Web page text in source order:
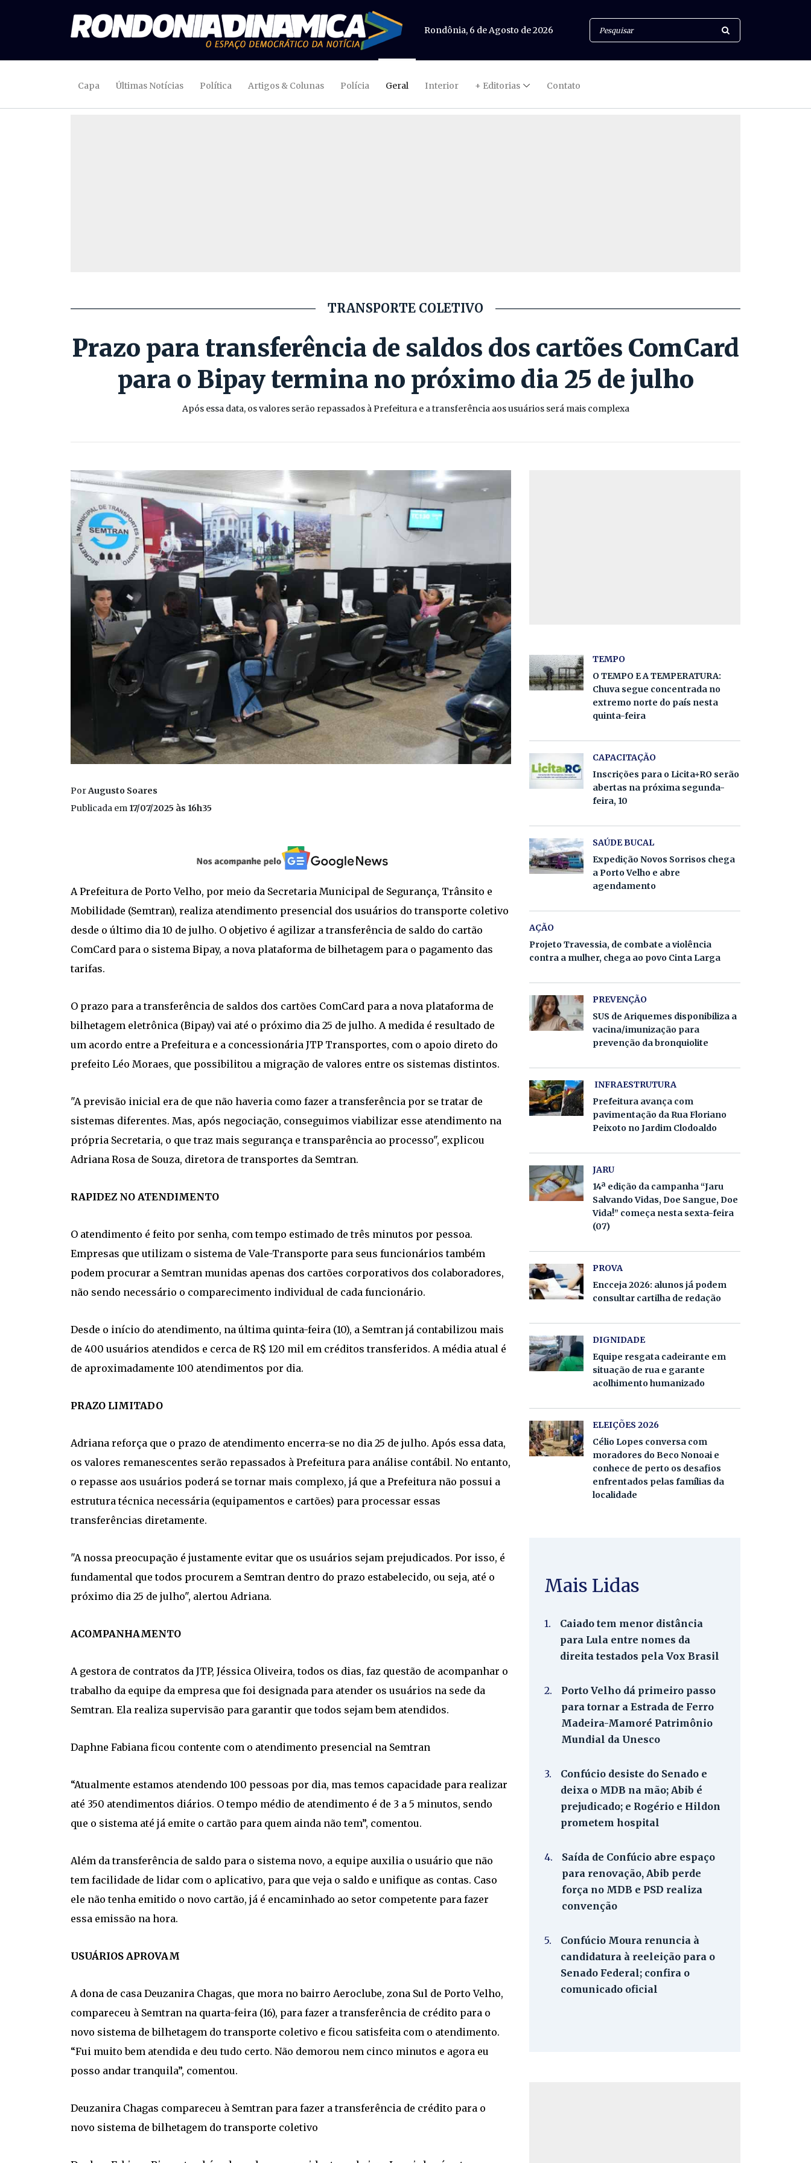
Rondônia, 6 de Agosto de 2026
Capa Últimas Notícias Política Artigos & Colunas Polícia Geral Interior + Editorias Contato
TRANSPORTE COLETIVO
Prazo para transferência de saldos dos cartões ComCard
para o Bipay termina no próximo dia 25 de julho
Após essa data, os valores serão repassados à Prefeitura e a transferência aos usuários será mais complexa
PorAugusto Soares
Publicada em 17/07/2025 às 16h35
A Prefeitura de Porto Velho, por meio da Secretaria Municipal de Segurança, Trânsito e
Mobilidade (Semtran), realiza atendimento presencial dos usuários do transporte coletivo
desde o último dia 10 de julho. O objetivo é agilizar a transferência de saldo do cartão
ComCard para o sistema Bipay, a nova plataforma de bilhetagem para o pagamento das
tarifas.
O prazo para a transferência de saldos dos cartões ComCard para a nova plataforma de
bilhetagem eletrônica (Bipay) vai até o próximo dia 25 de julho. A medida é resultado de
um acordo entre a Prefeitura e a concessionária JTP Transportes, com o apoio direto do
prefeito Léo Moraes, que possibilitou a migração de valores entre os sistemas distintos.
"A previsão inicial era de que não haveria como fazer a transferência por se tratar de
sistemas diferentes. Mas, após negociação, conseguimos viabilizar esse atendimento na
própria Secretaria, o que traz mais segurança e transparência ao processo", explicou
Adriana Rosa de Souza, diretora de transportes da Semtran.
RAPIDEZ NO ATENDIMENTO
O atendimento é feito por senha, com tempo estimado de três minutos por pessoa.
Empresas que utilizam o sistema de Vale-Transporte para seus funcionários também
podem procurar a Semtran munidas apenas dos cartões corporativos dos colaboradores,
não sendo necessário o comparecimento individual de cada funcionário.
Desde o início do atendimento, na última quinta-feira (10), a Semtran já contabilizou mais
de 400 usuários atendidos e cerca de R$ 120 mil em créditos transferidos. A média atual é
de aproximadamente 100 atendimentos por dia.
PRAZO LIMITADO
Adriana reforça que o prazo de atendimento encerra-se no dia 25 de julho. Após essa data,
os valores remanescentes serão repassados à Prefeitura para análise contábil. No entanto,
o repasse aos usuários poderá se tornar mais complexo, já que a Prefeitura não possui a
estrutura técnica necessária (equipamentos e cartões) para processar essas
transferências diretamente.
"A nossa preocupação é justamente evitar que os usuários sejam prejudicados. Por isso, é
fundamental que todos procurem a Semtran dentro do prazo estabelecido, ou seja, até o
próximo dia 25 de julho", alertou Adriana.
ACOMPANHAMENTO
A gestora de contratos da JTP, Jéssica Oliveira, todos os dias, faz questão de acompanhar o
trabalho da equipe da empresa que foi designada para atender os usuários na sede da
Semtran. Ela realiza supervisão para garantir que todos sejam bem atendidos.
Daphne Fabiana ficou contente com o atendimento presencial na Semtran
“Atualmente estamos atendendo 100 pessoas por dia, mas temos capacidade para realizar
até 350 atendimentos diários. O tempo médio de atendimento é de 3 a 5 minutos, sendo
que o sistema até já emite o cartão para quem ainda não tem”, comentou.
Além da transferência de saldo para o sistema novo, a equipe auxilia o usuário que não
tem facilidade de lidar com o aplicativo, para que veja o saldo e unifique as contas. Caso
ele não tenha emitido o novo cartão, já é encaminhado ao setor competente para fazer
essa emissão na hora.
USUÁRIOS APROVAM
A dona de casa Deuzanira Chagas, que mora no bairro Aeroclube, zona Sul de Porto Velho,
compareceu à Semtran na quarta-feira (16), para fazer a transferência de crédito para o
novo sistema de bilhetagem do transporte coletivo e ficou satisfeita com o atendimento.
“Fui muito bem atendida e deu tudo certo. Não demorou nem cinco minutos e agora eu
posso andar tranquila”, comentou.
Deuzanira Chagas compareceu à Semtran para fazer a transferência de crédito para o
novo sistema de bilhetagem do transporte coletivo
TEMPO
O TEMPO E A TEMPERATURA:
Chuva segue concentrada no
extremo norte do país nesta
quinta-feira
CAPACITAÇÃO
Inscrições para o Licita+RO serão
abertas na próxima segunda-
feira, 10
SAÚDE BUCAL
Expedição Novos Sorrisos chega
a Porto Velho e abre
agendamento
AÇÃO
Projeto Travessia, de combate a violência
contra a mulher, chega ao povo Cinta Larga
PREVENÇÃO
SUS de Ariquemes disponibiliza a
vacina/imunização para
prevenção da bronquiolite
INFRAESTRUTURA
Prefeitura avança com
pavimentação da Rua Floriano
Peixoto no Jardim Clodoaldo
JARU
14ª edição da campanha “Jaru
Salvando Vidas, Doe Sangue, Doe
Vida!” começa nesta sexta-feira
(07)
PROVA
Encceja 2026: alunos já podem
consultar cartilha de redação
DIGNIDADE
Equipe resgata cadeirante em
situação de rua e garante
acolhimento humanizado
ELEIÇÕES 2026
Célio Lopes conversa com
moradores do Beco Nonoai e
conhece de perto os desafios
enfrentados pelas famílias da
localidade
Mais Lidas
1.
Caiado tem menor distância
para Lula entre nomes da
direita testados pela Vox Brasil
2.
Porto Velho dá primeiro passo
para tornar a Estrada de Ferro
Madeira-Mamoré Patrimônio
Mundial da Unesco
3.
Confúcio desiste do Senado e
deixa o MDB na mão; Abib é
prejudicado; e Rogério e Hildon
prometem hospital
4.
Saída de Confúcio abre espaço
para renovação, Abib perde
força no MDB e PSD realiza
convenção
5.
Confúcio Moura renuncia à
candidatura à reeleição para o
Senado Federal; confira o
comunicado oficial